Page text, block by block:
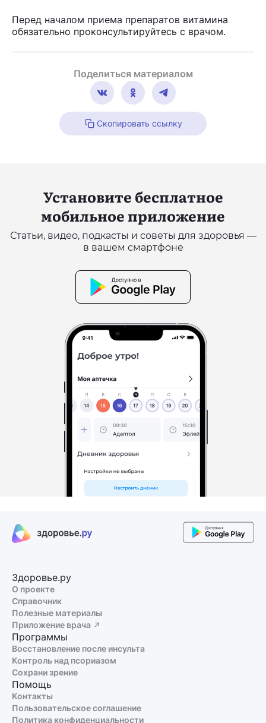
Перед началом приема препаратов витамина
обязательно проконсультируйтесь с врачом.
Поделиться материалом
Скопировать ссылку
Установите бесплатное
мобильное приложение
Статьи, видео, подкасты и советы для здоровья —
в вашем смартфоне
Здоровье.ру
О проекте
Справочник
Полезные материалы
Приложение врача
Программы
Восстановление после инсульта
Контроль над псориазом
Сохрани зрение
Помощь
Контакты
Пользовательское соглашение
Политика конфиденциальности